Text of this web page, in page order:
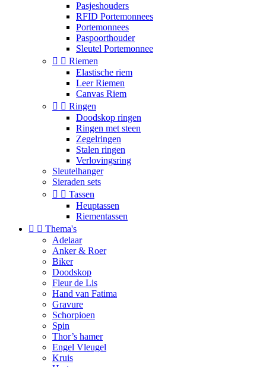
Pasjeshouders
RFID Portemonnees
Portemonnees
Paspoorthouder
Sleutel Portemonnee
  Riemen
Elastische riem
Leer Riemen
Canvas Riem
  Ringen
Doodskop ringen
Ringen met steen
Zegelringen
Stalen ringen
Verlovingsring
Sleutelhanger
Sieraden sets
  Tassen
Heuptassen
Riementassen
  Thema's
Adelaar
Anker & Roer
Biker
Doodskop
Fleur de Lis
Hand van Fatima
Gravure
Schorpioen
Spin
Thor’s hamer
Engel Vleugel
Kruis